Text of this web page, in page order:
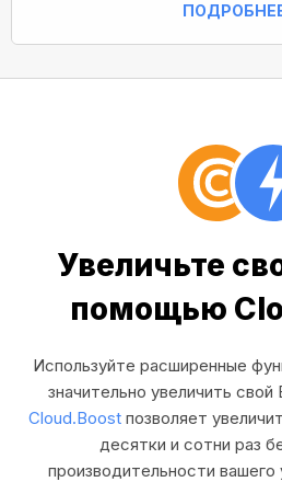
Увеличьте
помощью
Используйте расширенные
значительно увеличить
Cloud.Boost позволяет
десятки и сотни раз
производительности